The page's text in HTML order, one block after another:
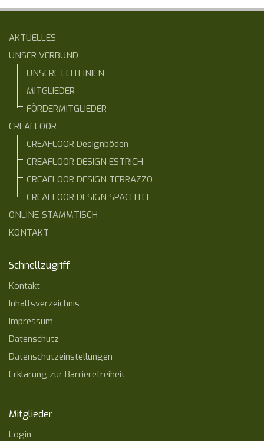
AKTUELLES
UNSER VERBUND
UNSERE LEITLINIEN
MITGLIEDER
FÖRDERMITGLIEDER
CREAFLOOR
CREAFLOOR Designböden
CREAFLOOR DESIGN ESTRICH
CREAFLOOR DESIGN TERRAZZO
CREAFLOOR DESIGN SPACHTEL
ONLINE-STAMMTISCH
KONTAKT
Schnellzugriff
Kontakt
Inhaltsverzeichnis
Impressum
Datenschutz
Datenschutzeinstellungen
Erklärung zur Barrierefreiheit
Mitglieder
Login